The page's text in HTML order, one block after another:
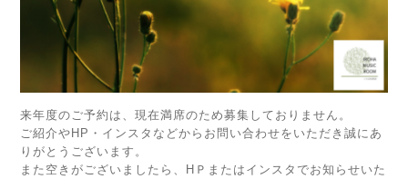
来年度のご予約は、現在満席のため募集しておりません。
ご紹介やHP・インスタなどからお問い合わせをいただき誠にあ
りがとうございます。
また空きがございましたら、HＰまたはインスタでお知らせいた